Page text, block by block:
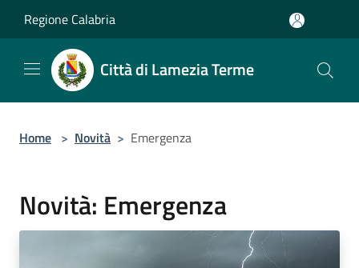
Regione Calabria
Città di Lamezia Terme
Home > Novità > Emergenza
Novità: Emergenza